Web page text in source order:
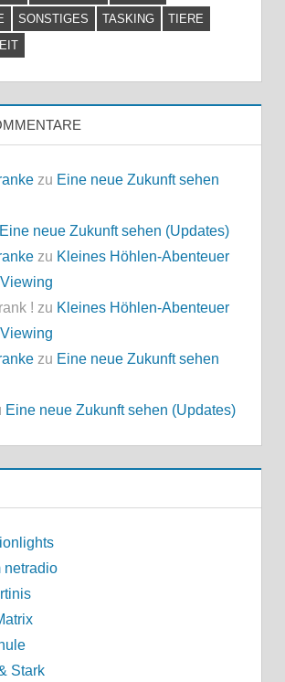
SONSTIGES TASKING
TIERE
zu Eine neue Zukunft sehen
Eine neue Zukunft sehen (Updates)
zu Kleines Höhlen-Abenteuer
! zu Kleines Höhlen-Abenteuer
zu Eine neue Zukunft sehen
Eine neue Zukunft sehen (Updates)
netradio
Stark